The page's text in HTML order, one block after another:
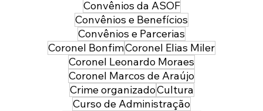
Convênios da ASOF
Convênios e Benefícios
Convênios e Parcerias
Coronel BonfimCoronel Elias Miler
Coronel Leonardo Moraes
Coronel Marcos de Araújo
Crime organizadoCultura
Curso de Administração